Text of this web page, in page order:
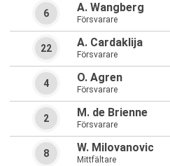
A. Wangberg
Försvarare
6
A. Cardaklija
Försvarare
22
O. Agren
Försvarare
4
M. de Brienne
Försvarare
2
W. Milovanovic
Mittfältare
8